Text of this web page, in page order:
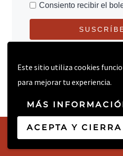
Este sitio utiliza cookies
para mejorar tu experiencia.
MÁS
ACEPTA Y CIERRA
Consiento recibir el
© 2026